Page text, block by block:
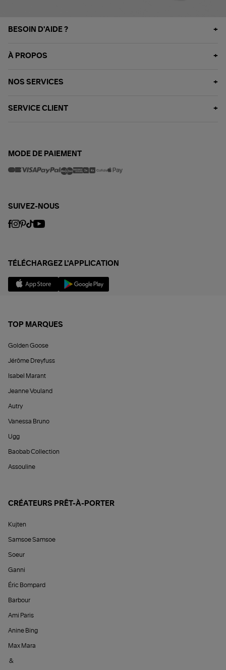
BESOIN D'AIDE ?
À PROPOS
NOS SERVICES
SERVICE CLIENT
MODE DE PAIEMENT
SUIVEZ-NOUS
TÉLÉCHARGEZ L'APPLICATION
TOP MARQUES
Golden Goose
Jérôme Dreyfuss
Isabel Marant
Jeanne Vouland
Autry
Vanessa Bruno
Ugg
Baobab Collection
Assouline
CRÉATEURS PRÊT-À-PORTER
Kujten
Samsoe Samsoe
Soeur
Ganni
Éric Bompard
Barbour
Ami Paris
Anine Bing
Max Mara
&